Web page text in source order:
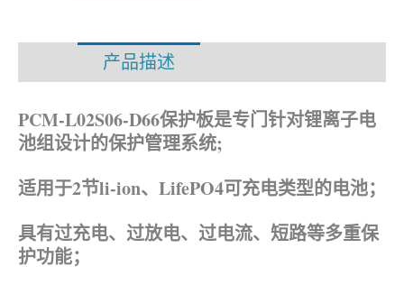
产品描述
PCM-L02S06-D66保护板是专门针对锂离子电
池组设计的保护管理系统;
适用于2节li-ion、LifePO4可充电类型的电池；
具有过充电、过放电、过电流、短路等多重保
护功能；